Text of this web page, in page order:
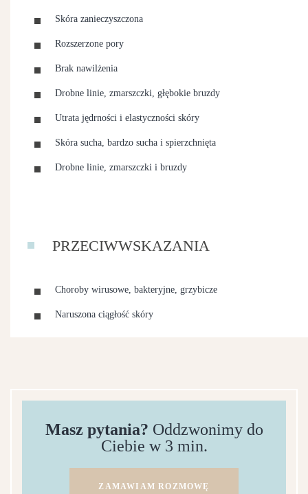
Skóra zanieczyszczona
Rozszerzone pory
Brak nawilżenia
Drobne linie, zmarszczki, głębokie bruzdy
Utrata jędrności i elastyczności skóry
Skóra sucha, bardzo sucha i spierzchnięta
Drobne linie, zmarszczki i bruzdy
PRZECIWWSKAZANIA
Choroby wirusowe, bakteryjne, grzybicze
Naruszona ciągłość skóry
Masz pytania? Oddzwonimy do
Ciebie w 3 min.
ZAMAWIAM ROZMOWĘ